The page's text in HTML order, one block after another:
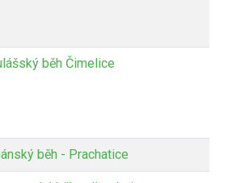
běh Čimelice
běh - Prachatice